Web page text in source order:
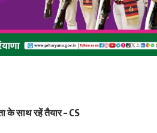
के साथ रहें तैयार – CS